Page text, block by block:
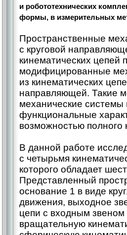
и робототехнических
формы, в измерительных
Пространственные
с круговой
кинематических цепей
модифицированные
из кинематических
направляющей. Такие
механические
функциональные
возможностью полного
В данной работе
с четырьмя
которого обладает
Представленный
основание 1 в виде
движения, выходное
цепи с входным звеном
вращательную